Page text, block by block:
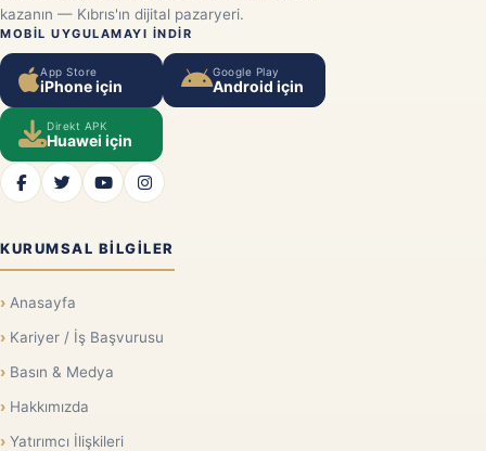
kazanın — Kıbrıs'ın dijital pazaryeri.
MOBIL UYGULAMAYI INDIR
App Store
iPhone için
Google Play
Android için
Direkt APK
Huawei için
KURUMSAL BILGILER
Anasayfa
Kariyer / İş Başvurusu
Basın & Medya
Hakkımızda
Yatırımcı İlişkileri